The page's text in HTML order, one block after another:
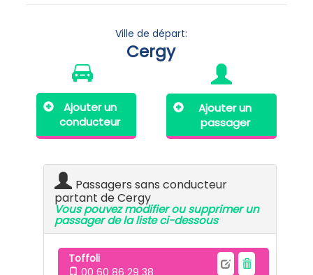
Ville de départ:
Cergy
Ajouter un
conducteur
Ajouter un
passager
Passagers sans conducteur
partant de Cergy
Vous pouvez modifier ou supprimer un
passager de la liste ci-dessous
Toffoli
00 60 86 29 38